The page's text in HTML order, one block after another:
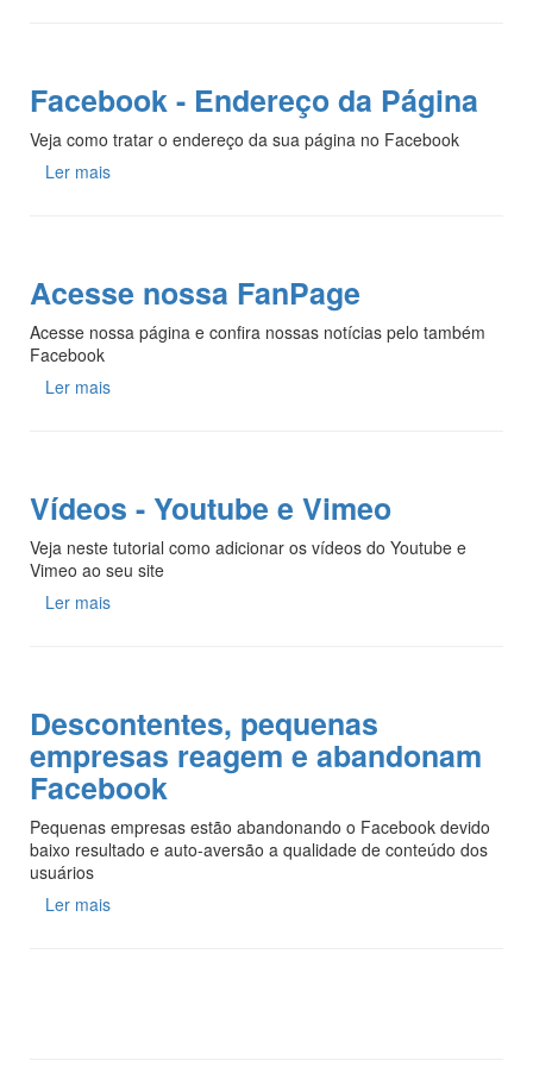
Facebook - Endereço da Página
Veja como tratar o endereço da sua página no Facebook
Ler mais
Acesse nossa FanPage
Acesse nossa página e confira nossas notícias pelo também
Facebook
Ler mais
Vídeos - Youtube e Vimeo
Veja neste tutorial como adicionar os vídeos do Youtube e
Vimeo ao seu site
Ler mais
Descontentes, pequenas
empresas reagem e abandonam
Facebook
Pequenas empresas estão abandonando o Facebook devido
baixo resultado e auto-aversão a qualidade de conteúdo dos
usuários
Ler mais